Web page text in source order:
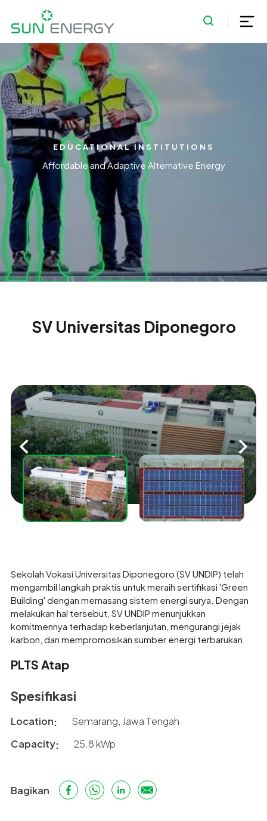
EDUCATIONAL INSTITUTIONS
Affordable and Adaptive Alternative Energy
SV Universitas Diponegoro
Sekolah Vokasi Universitas Diponegoro (SV UNDIP) telah
mengambil langkah praktis untuk meraih sertifikasi 'Green
Building' dengan memasang sistem energi surya. Dengan
melakukan hal tersebut, SV UNDIP menunjukkan
komitmennya terhadap keberlanjutan, mengurangi jejak
karbon, dan mempromosikan sumber energi terbarukan.
PLTS Atap
Spesifikasi
Location
Semarang, Jawa Tengah
Capacity
25.8 kWp
Bagikan